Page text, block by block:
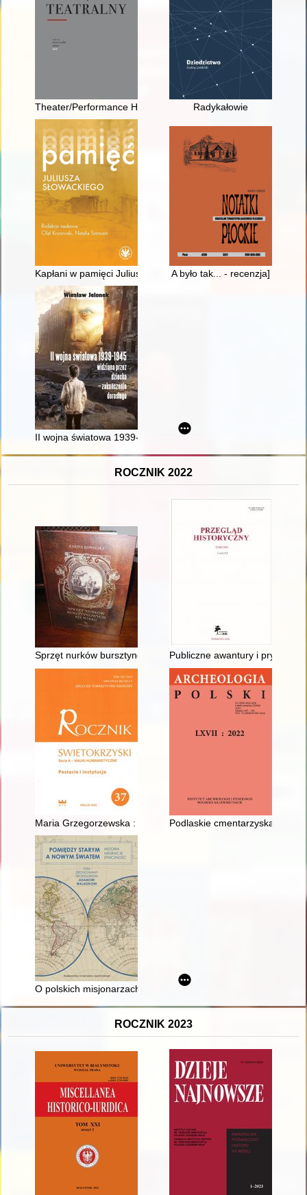
Theater/Performance Historiography : a preamble
Radykałowie
Kapłani w pamięci Juliusza SłowackiegoA było tak... - recenzja]
II wojna światowa 1939-1945 : widziana przez dziecko -
ROCZNIK 2022
Sprzęt nurków bursztynowych XIX wiekuPubliczne awantury i prywatne
Maria Grzegorzewska : autorytet naukowy i moralny = Maria
Podlaskie cmentarzyska z
O polskich misjonarzach w Chinach na podstawie archiwum
ROCZNIK 2023